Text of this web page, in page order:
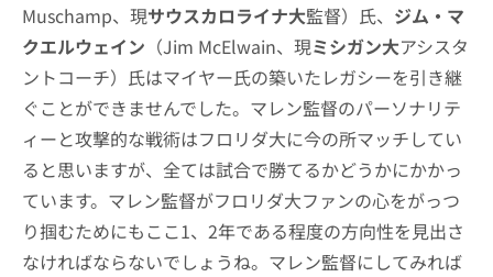
Muschamp、現サウスカロライナ大監督）氏、 ジム・マ
クエルウェイン （Jim McElwain、現ミシガン大アシスタ
ントコーチ）氏はマイヤー氏の築いたレガシーを引き継
ぐことができませんでした。マレン監督のパーソナリテ
ィーと攻撃的な戦術はフロリダ大に今の所マッチしてい
ると思いますが、全ては試合で勝てるかどうかにかかっ
ています。マレン監督がフロリダ大ファンの心をがっつ
り掴むためにもここ1、2年である程度の方向性を見出さ
なければならないでしょうね。マレン監督にしてみれば